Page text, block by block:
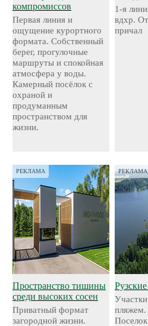
компромиссов
Первая линия и
ощущение курортного
формата. Собственный
берег, прогулочные
маршруты и спокойная
атмосфера у воды.
Камерный посёлок с
охраной и
продуманным
пространством для
жизни.
1-я
вдхр.
причал
РЕКЛАМА
Пространство тишины
среди высоких сосен
Приватный формат
загородной жизни.
РЕКЛАМА